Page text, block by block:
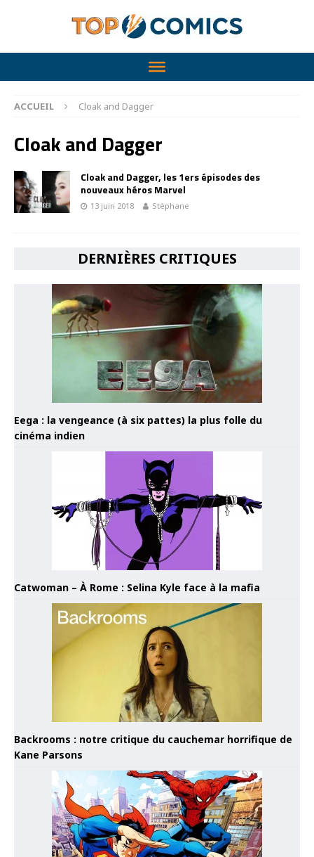
ACCUEIL Cloak and Dagger
Cloak and Dagger
Cloak and Dagger, les 1ers épisodes des
nouveaux héros Marvel
13 juin 2018 Stéphane
DERNIÈRES CRITIQUES
Eega : la vengeance (à six pattes) la plus folle du
cinéma indien
Catwoman – À Rome : Selina Kyle face à la mafia
Backrooms : notre critique du cauchemar horrifique de
Kane Parsons